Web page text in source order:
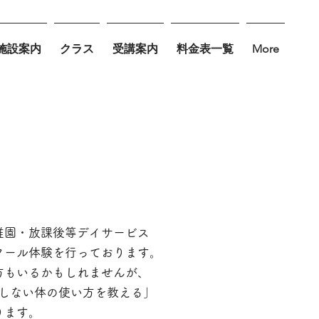
設案内 クラス 受講案内 料金表一覧 More
・放課後等デイサービス
ル体験を行っております。
いるかもしれませんが、
い体の使い方を教える」
す。